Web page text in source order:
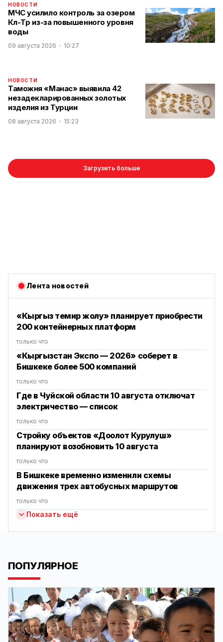
НОВОСТИ
МЧС усилило контроль за озером
Көл-Төр из-за повышенного уровня
воды
09 августа 2026 10:27
НОВОСТИ
Таможня «Манас» выявила 42
незадекларированных золотых
изделия из Турции
08 августа 2026 15:23
Загрузить больше
Лента новостей
«Кыргыз темир жолу» планирует приобрести
200 контейнерных платформ
только что
«Кыргызстан Экспо — 2026» соберет в
Бишкеке более 500 компаний
только что
Где в Чуйской области 10 августа отключат
электричество — список
только что
Стройку объектов «Доолот Курулуш»
планируют возобновить 10 августа
только что
В Бишкеке временно изменили схемы
движения трех автобусных маршрутов
только что
Показать ещё
ПОПУЛЯРНОЕ